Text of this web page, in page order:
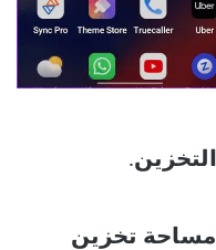
التخزين.
مساحة تخزين